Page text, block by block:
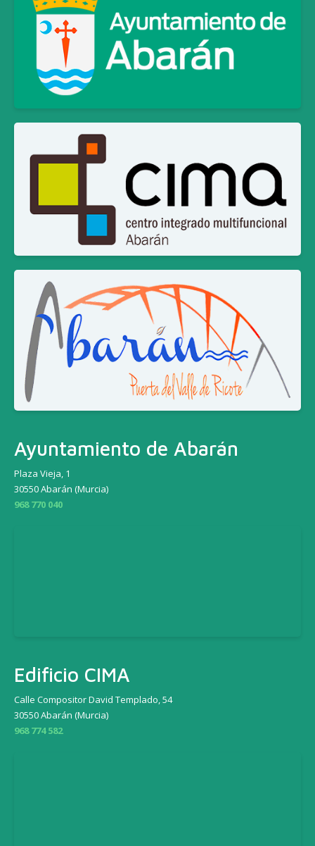
Ayuntamiento de Abarán
Plaza Vieja, 1
30550 Abarán (Murcia)
968 770 040
Edificio CIMA
Calle Compositor David Templado, 54
30550 Abarán (Murcia)
968 774 582